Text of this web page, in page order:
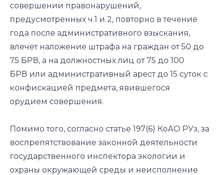
совершении правонарушений,
предусмотренных ч.1 и 2, повторно в течение
года после административного взыскания,
влечет наложение штрафа на граждан от 50 до
75 БРВ, а на должностных лиц от 75 до 100
БРВ или административный арест до 15 суток с
конфискацией предмета, явившегося
орудием совершения.
Помимо того, согласно статье 197(6) КоАО РУз, за
воспрепятствование законной деятельности
государственного инспектора экологии и
охраны окружающей среды и неисполнение